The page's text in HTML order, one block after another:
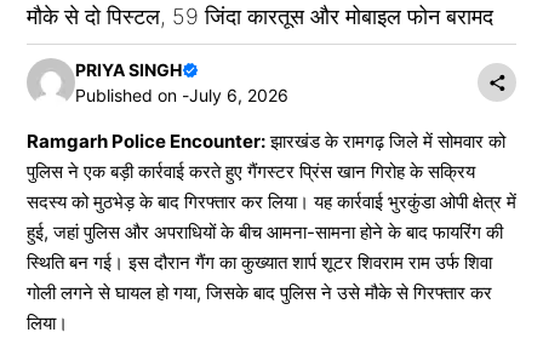
मौके से दो पिस्टल, 59 जिंदा कारतूस और मोबाइल फोन बरामद
PRIYA SINGH
Published on -July 6, 2026
Ramgarh Police Encounter:झारखंड के रामगढ़ जिले में सोमवार को
पुलिस ने एक बड़ी कार्रवाई करते हुए गैंगस्टर प्रिंस खान गिरोह के सक्रिय
सदस्य को मुठभेड़ के बाद गिरफ्तार कर लिया। यह कार्रवाई भुरकुंडा ओपी क्षेत्र में
हुई, जहां पुलिस और अपराधियों के बीच आमना-सामना होने के बाद फायरिंग की
स्थिति बन गई। इस दौरान गैंग का कुख्यात शार्प शूटर शिवराम राम उर्फ शिवा
गोली लगने से घायल हो गया, जिसके बाद पुलिस ने उसे मौके से गिरफ्तार कर
लिया।